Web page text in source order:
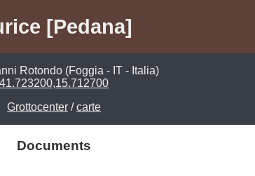
[Pedana]
Rotondo (Foggia - IT - Italia)
41.723200,15.712700
Grottocenter /carte
Documents